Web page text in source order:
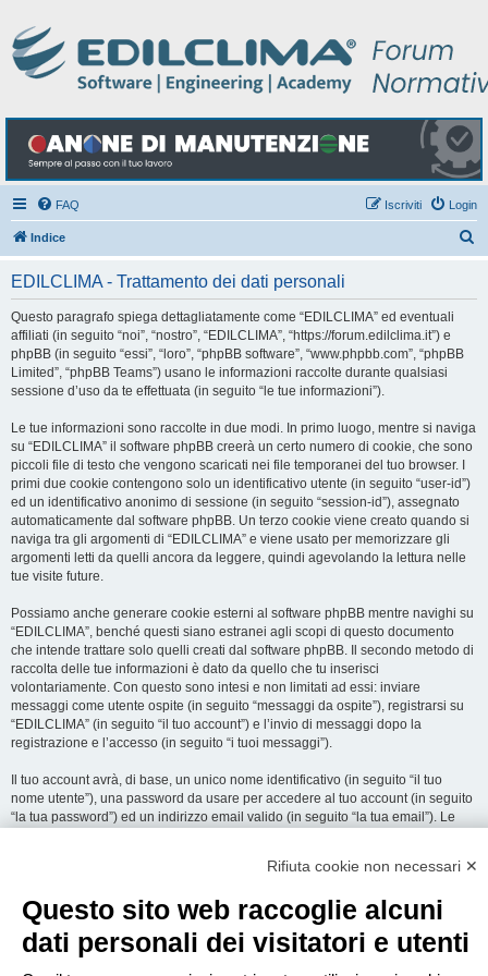
FAQ Login
Iscriviti
Indice
EDILCLIMA - Trattamento dei dati personali
Questo paragrafo spiega dettagliatamente come “EDILCLIMA” ed eventuali
affiliati (in seguito “noi”, “nostro”, “EDILCLIMA”, “https://forum.edilclima.it”) e
phpBB (in seguito “essi”, “loro”, “phpBB software”, “www.phpbb.com”, “phpBB
Limited”, “phpBB Teams”) usano le informazioni raccolte durante qualsiasi
sessione d’uso da te effettuata (in seguito “le tue informazioni”).
Le tue informazioni sono raccolte in due modi. In primo luogo, mentre si naviga
su “EDILCLIMA” il software phpBB creerà un certo numero di cookie, che sono
piccoli file di testo che vengono scaricati nei file temporanei del tuo browser. I
primi due cookie contengono solo un identificativo utente (in seguito “user-id”)
ed un identificativo anonimo di sessione (in seguito “session-id”), assegnato
automaticamente dal software phpBB. Un terzo cookie viene creato quando si
naviga tra gli argomenti di “EDILCLIMA” e viene usato per memorizzare gli
argomenti letti da quelli ancora da leggere, quindi agevolando la lettura nelle
tue visite future.
Possiamo anche generare cookie esterni al software phpBB mentre navighi su
“EDILCLIMA”, benché questi siano estranei agli scopi di questo documento
che intende trattare solo quelli creati dal software phpBB. Il secondo metodo di
raccolta delle tue informazioni è dato da quello che tu inserisci
volontariamente. Con questo sono intesi e non limitati ad essi: inviare
messaggi come utente ospite (in seguito “messaggi da ospite”), registrarsi su
“EDILCLIMA” (in seguito “il tuo account”) e l’invio di messaggi dopo la
registrazione e l’accesso (in seguito “i tuoi messaggi”).
Il tuo account avrà, di base, un unico nome identificativo (in seguito “il tuo
nome utente”), una password da usare per accedere al tuo account (in seguito
“la tua password”) ed un indirizzo email valido (in seguito “la tua email”). Le
alle informazioni di nome utente, password ed indirizzo email richiesti durante
obbligatoria o opzionale, è a totale discrezione di “EDILCLIMA”. In tutti i casi,
hai la possibilità di selezionare quali delle informazioni che hai fornito possano
essere rese pubbliche. All’interno del tuo account, hai facoltà di opt-in o opt-out
Rifiuta cookie non necessari ✕
Questo sito web raccoglie alcuni
dati personali dei visitatori e utenti